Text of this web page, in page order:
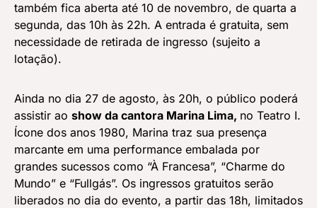
também fica aberta até 10 de novembro, de quarta a
segunda, das 10h às 22h. A entrada é gratuita, sem
necessidade de retirada de ingresso (sujeito a
lotação).
Ainda no dia 27 de agosto, às 20h, o público poderá
assistir ao show da cantora Marina Lima, no Teatro I.
Ícone dos anos 1980, Marina traz sua presença
marcante em uma performance embalada por
grandes sucessos como “À Francesa”, “Charme do
Mundo” e “Fullgás”. Os ingressos gratuitos serão
liberados no dia do evento, a partir das 18h, limitados